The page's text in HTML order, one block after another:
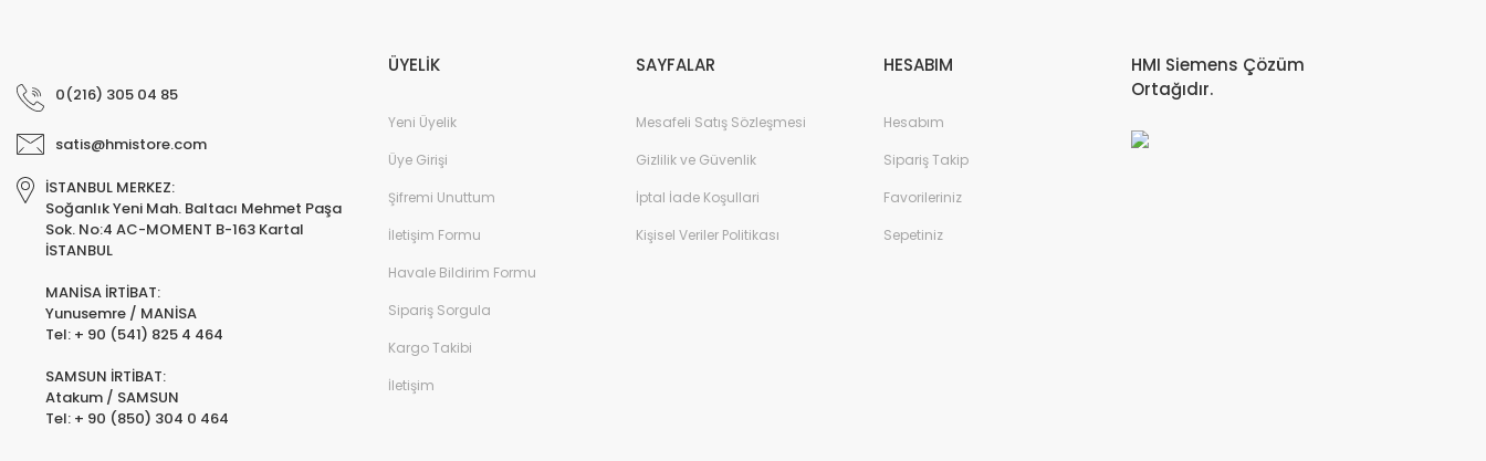
0(216) 305 04 85
satis@hmistore.com
İSTANBUL MERKEZ:
Soğanlık Yeni Mah. Baltacı Mehmet Paşa
Sok. No:4 AC-MOMENT B-163 Kartal
İSTANBUL
MANİSA İRTİBAT:
Yunusemre / MANİSA
Tel: + 90 (541) 825 4 464
SAMSUN İRTİBAT:
Atakum / SAMSUN
Tel: + 90 (850) 304 0 464
ÜYELİK
Yeni Üyelik
Üye Girişi
Şifremi Unuttum
İletişim Formu
Havale Bildirim Formu
Sipariş Sorgula
Kargo Takibi
İletişim
SAYFALAR
Mesafeli Satış Sözleşmesi
Gizlilik ve Güvenlik
İptal İade Koşullari
Kişisel Veriler Politikası
HESABIM
Hesabım
Sipariş Takip
Favorileriniz
Sepetiniz
HMI Siemens Çözüm
Ortağıdır.